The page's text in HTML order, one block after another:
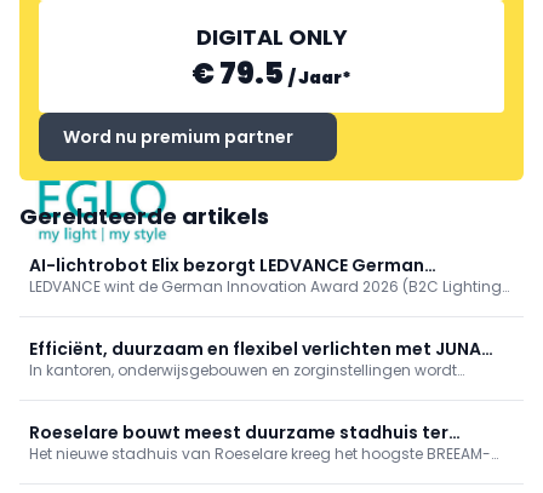
EGLO
DIGITAL ONLY
€ 79.5 /Jaar*
Word nu premium partner
Gerelateerde artikels
AI-lichtrobot Elix bezorgt LEDVANCE German
Innovation Award 2026
LEDVANCE wint de German Innovation Award 2026 (B2C Lighting)
camera, gebaren en zesassige arm. Eerder bekroond, getoond op
Lichtwoche Sauerland en Light + Building.
Efficiënt, duurzaam en flexibel verlichten met JUNA
van Esylux
In kantoren, onderwijsgebouwen en zorginstellingen wordt
comfort van de gebruikers. Die evolutie heeft ervoor gezorgd dat
...
Roeselare bouwt meest duurzame stadhuis ter
wereld: BREEAM Outstanding
Het nieuwe stadhuis van Roeselare kreeg het hoogste BREEAM-